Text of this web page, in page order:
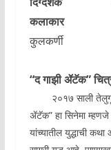
कलाकार
कुलकर्णी
“द गाझी ॲटॅक”
२०१७ साली तेलुगू
ॲटॅक” हा सिनेमा
यांच्यातील युद्धाची